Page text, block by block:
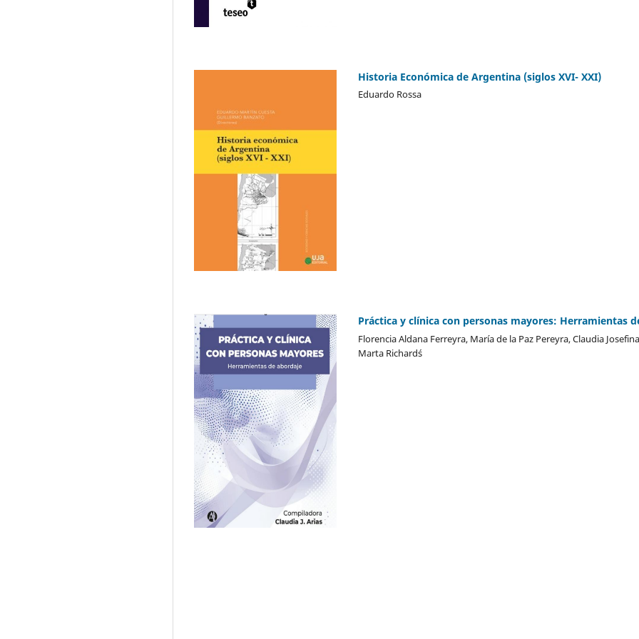
Historia Económica de Argentina (siglos XVI- XXI)
Eduardo Rossa
Práctica y clínica con personas mayores: Herramientas
Florencia Aldana Ferreyra, María de la Paz Pereyra, Claudia
Marta Richard´s